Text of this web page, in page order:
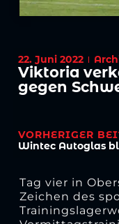
22. Juni 2022
Viktoria
gegen
Tag vier in
Zeichen des